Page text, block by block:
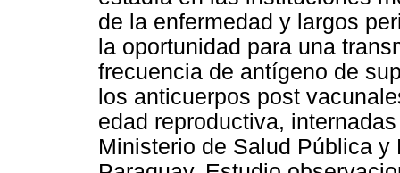
de la enfermedad y largos
la oportunidad para una
frecuencia de antígeno de
los anticuerpos post
edad reproductiva,
Ministerio de Salud Pública